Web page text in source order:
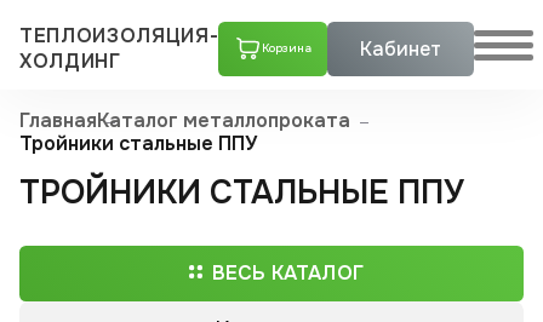
ТЕПЛОИЗОЛЯЦИЯ-
ХОЛДИНГ
Корзина Кабинет
ГлавнаяКаталог металлопроката
Тройники стальные ППУ
ТРОЙНИКИ СТАЛЬНЫЕ ППУ
ВЕСЬ КАТАЛОГ